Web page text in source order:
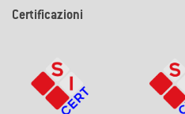
Certificazioni